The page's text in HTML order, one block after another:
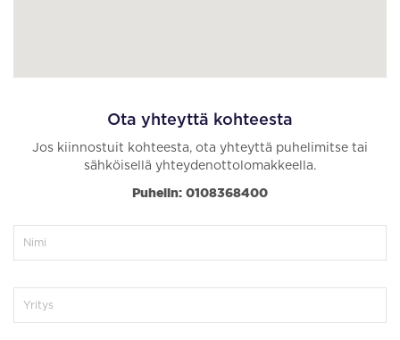
Ota yhteyttä kohteesta
Jos kiinnostuit kohteesta, ota yhteyttä puhelimitse tai
sähköisellä yhteydenottolomakkeella.
Puhelin: 0108368400